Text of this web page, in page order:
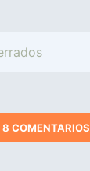
8 COMENTARIOS